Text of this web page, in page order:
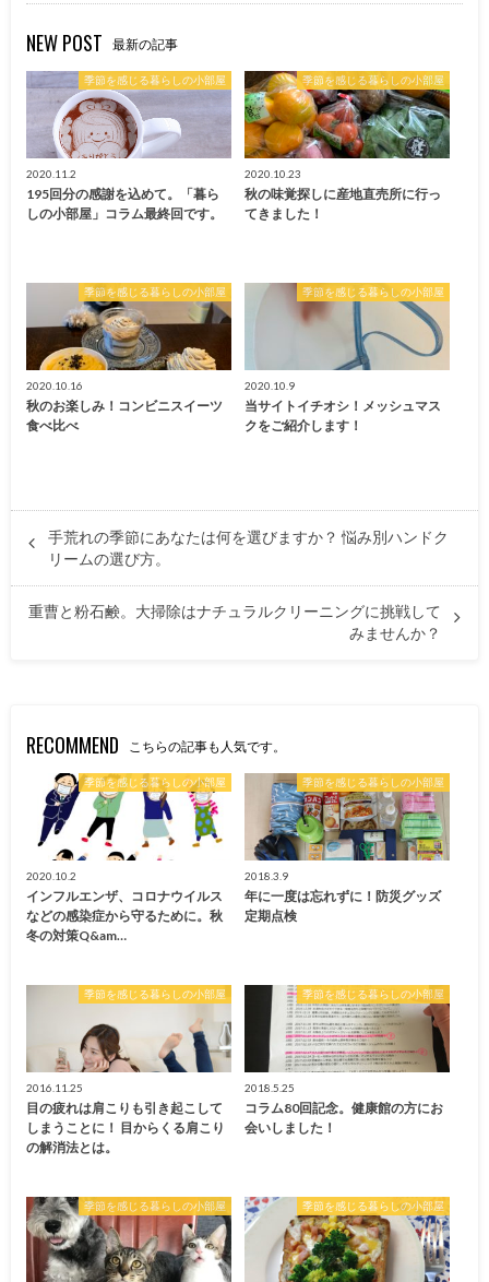
NEW POST 最新の記事
季節を感じる暮らしの小部屋
2020.11.2
195回分の感謝を込めて。「暮ら
しの小部屋」コラム最終回です。
季節を感じる暮らしの小部屋
2020.10.23
秋の味覚探しに産地直売所に行っ
てきました！
季節を感じる暮らしの小部屋
2020.10.16
秋のお楽しみ！コンビニスイーツ
食べ比べ
季節を感じる暮らしの小部屋
2020.10.9
当サイトイチオシ！メッシュマス
クをご紹介します！
手荒れの季節にあなたは何を選びますか？ 悩み別ハンドク
リームの選び方。
重曹と粉石鹸。大掃除はナチュラルクリーニングに挑戦して
みませんか？
RECOMMEND こちらの記事も人気です。
季節を感じる暮らしの小部屋
2020.10.2
インフルエンザ、コロナウイルス
などの感染症から守るために。秋
冬の対策Q&am…
季節を感じる暮らしの小部屋
2018.3.9
年に一度は忘れずに！防災グッズ
定期点検
季節を感じる暮らしの小部屋
2016.11.25
目の疲れは肩こりも引き起こして
しまうことに！ 目からくる肩こり
の解消法とは。
季節を感じる暮らしの小部屋
2018.5.25
コラム80回記念。健康館の方にお
会いしました！
季節を感じる暮らしの小部屋 季節を感じる暮らしの小部屋